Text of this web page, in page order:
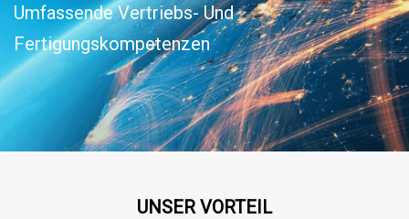
Umfassende Vertriebs- Und
Fertigungskompetenzen
UNSER VORTEIL